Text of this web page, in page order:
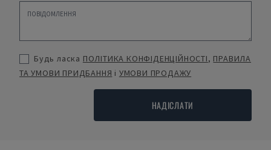
Будь ласка ПОЛІТИКА КОНФІДЕНЦІЙНОСТІ, ПРАВИЛА
ТА УМОВИ ПРИДБАННЯ і УМОВИ ПРОДАЖУ
НАДІСЛАТИ